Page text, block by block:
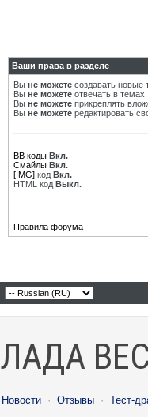
Ваши права в разделе
Вы не можете создавать новые
Вы не можете отвечать в темах
Вы не можете прикреплять
Вы не можете редактировать
BB коды Вкл.
Смайлы Вкл.
[IMG] код Вкл.
HTML код Выкл.
Правила форума
ЛАДА
Новости · Отзывы · Тест-